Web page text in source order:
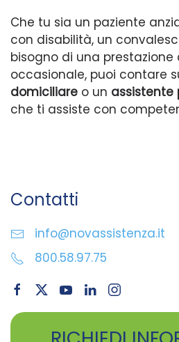
Che tu sia un paziente
con disabilità, un
bisogno di una prestazione
occasionale, puoi contare
domiciliare o un assistente
che ti assiste con
Contatti
info@novassistenza.it
800.58.97.75